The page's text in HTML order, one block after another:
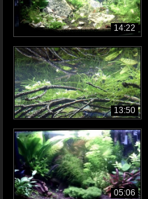
14:22
13:50
05:06